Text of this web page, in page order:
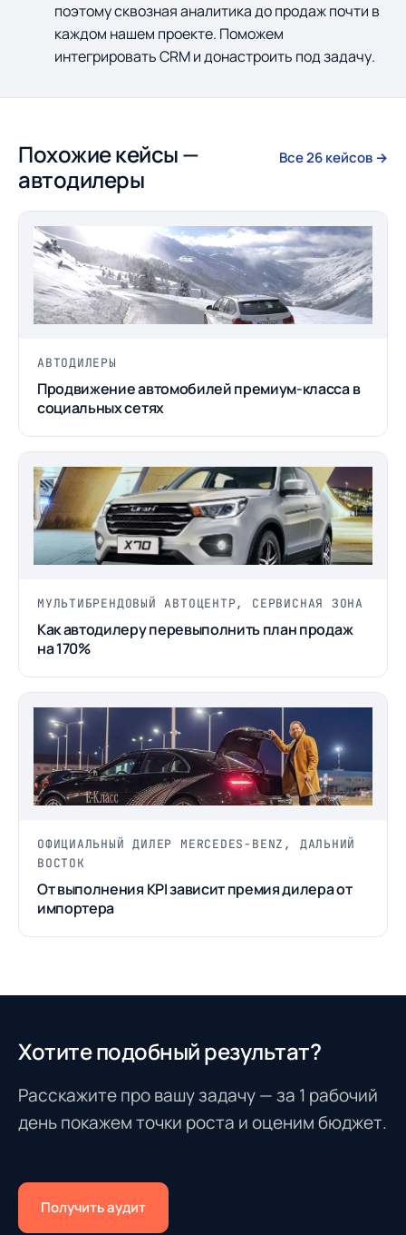
поэтому сквозная аналитика до продаж почти в
каждом нашем проекте. Поможем
интегрировать CRM и донастроить под задачу.
Похожие кейсы —
автодилеры
Все 26 кейсов →
АВТОДИЛЕРЫ
Продвижение автомобилей премиум-класса в
социальных сетях
МУЛЬТИБРЕНДОВЫЙ АВТОЦЕНТР, СЕРВИСНАЯ ЗОНА
Как автодилеру перевыполнить план продаж
на 170%
ОФИЦИАЛЬНЫЙ ДИЛЕР MERCEDES-BENZ, ДАЛЬНИЙ
ВОСТОК
От выполнения KPI зависит премия дилера от
импортера
Хотите подобный результат?
Расскажите про вашу задачу — за 1 рабочий
день покажем точки роста и оценим бюджет.
Получить аудит